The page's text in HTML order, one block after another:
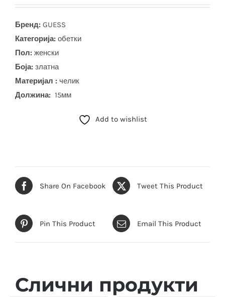
Бренд: GUESS
Категорија: обетки
Пол: женски
Боја: златна
Материјал : челик
Должина: 15мм
Add to wishlist
Share On Facebook Tweet This Product
Pin This Product Email This Product
Слични продукти